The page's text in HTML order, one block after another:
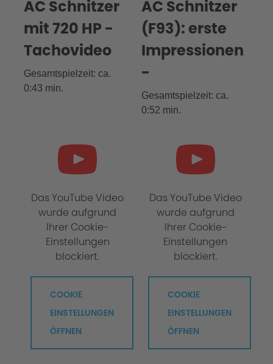
AC Schnitzer
mit 720 HP -
Tachovideo
Gesamtspielzeit: ca.
0:43 min.
AC Schnitzer
(F93): erste
Impressionen
-
Gesamtspielzeit: ca.
0:52 min.
Das YouTube Video
wurde aufgrund
Ihrer Cookie-
Einstellungen
blockiert.
COOKIE
EINSTELLUNGEN
ÖFFNEN
Das YouTube Video
wurde aufgrund
Ihrer Cookie-
Einstellungen
blockiert.
COOKIE
EINSTELLUNGEN
ÖFFNEN